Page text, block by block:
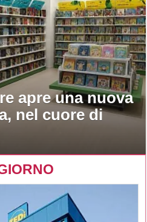
apre una nuova
nel cuore di